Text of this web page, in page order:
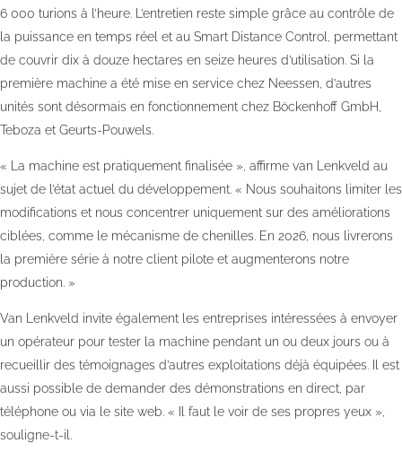
6 000 turions à l’heure. L’entretien reste simple grâce au contrôle de
la puissance en temps réel et au Smart Distance Control, permettant
de couvrir dix à douze hectares en seize heures d’utilisation. Si la
première machine a été mise en service chez Neessen, d’autres
unités sont désormais en fonctionnement chez Böckenhoff GmbH,
Teboza et Geurts-Pouwels.
« La machine est pratiquement finalisée », affirme van Lenkveld au
sujet de l’état actuel du développement. « Nous souhaitons limiter les
modifications et nous concentrer uniquement sur des améliorations
ciblées, comme le mécanisme de chenilles. En 2026, nous livrerons
la première série à notre client pilote et augmenterons notre
production. »
Van Lenkveld invite également les entreprises intéressées à envoyer
un opérateur pour tester la machine pendant un ou deux jours ou à
recueillir des témoignages d’autres exploitations déjà équipées. Il est
aussi possible de demander des démonstrations en direct, par
téléphone ou via le site web. « Il faut le voir de ses propres yeux »,
souligne-t-il.